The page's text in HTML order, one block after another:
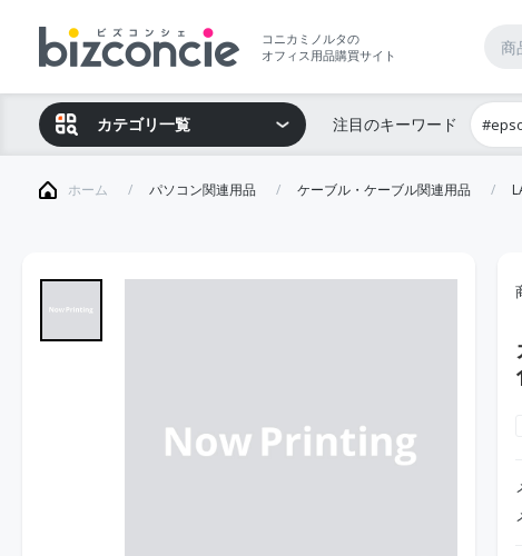
コニカミノルタの
オフィス用品購買サイト
カテゴリ一覧 注目のキーワード
ホーム パソコン関連用品 ケーブル・ケーブル関連用品